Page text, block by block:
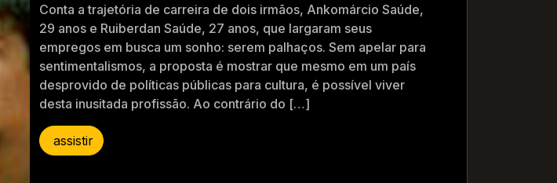
Conta a trajetória de carreira de dois irmãos, Ankomárcio Saúde,
29 anos e Ruiberdan Saúde, 27 anos, que largaram seus
empregos em busca um sonho: serem palhaços. Sem apelar para
sentimentalismos, a proposta é mostrar que mesmo em um país
desprovido de políticas públicas para cultura, é possível viver
desta inusitada profissão. Ao contrário do […]
assistir